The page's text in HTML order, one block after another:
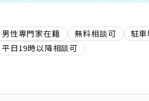
男性専門家在籍 無料相談可
駐
平日19時以降相談可